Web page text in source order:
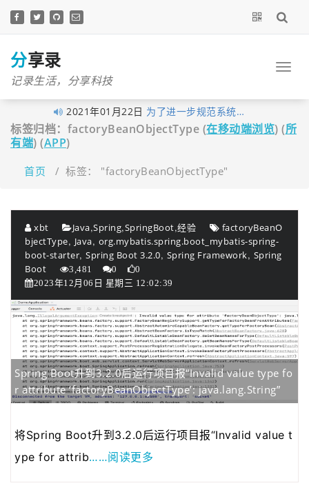
正
分享录
记录生活，分享科技
标签归档：factoryBeanObjectType (在移动端浏览) (所
有端) (APP)
2021年01月22日 为了进一步规范系统…
2021年01月05日 最近做了一些logo准…
2020年11月03日
2020年10月27日 早在1月10日xubingta…
2020年10月19日 喜讯！喜讯！分享录…
2020年09月26日 考虑到很多技术文章…
2020年09月16日 我的个人网站分享录…
2020年06月14日 大家不用太拘束，但…
2020年06月03日 经过这段时间的努力…
2020年05月12日 为了更好的保护原创…
2020年04月28日 近来发现fenxianglu.…
2020年04月23日 由于服务器的带宽有…
2020年01月08日 若想发表博客的可以…
2021年03月01日 为了跟整套系统名称…
首页 / 标签： "factoryBeanObjectType"
xbt Java,Spring,SpringBoot,经验
factoryBeanO
bjectType, Java, org.mybatis.spring.boot_mybatis-spring-
boot-starter, Spring Boot 3.2.0, Spring Framework, Spring
Boot
3,481 0
0
2023年12月06日 星期三 12:02:39
Spring Boot升到3.2.0后运行项目报“Invalid value type fo
r attribute ‘factoryBeanObjectType’: java.lang.String”
将Spring Boot升到3.2.0后运行项目报“Invalid value t
ype for attrib……阅读更多